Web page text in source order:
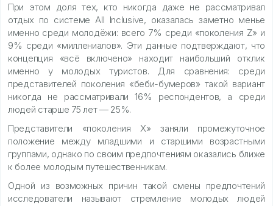
При этом доля тех, кто никогда даже не рассматривал
отдых по системе All Inclusive, оказалась заметно менье
именно среди молодёжи: всего 7% среди «поколения Z» и
9% среди «миллениалов». Эти данные подтверждают, что
концепция «всё включено» находит наибольший отклик
именно у молодых туристов. Для сравнения: среди
представителей поколения «беби-бумеров» такой вариант
никогда не рассматривали 16% респондентов, а среди
людей старше 75 лет — 25%.
Представители «поколения X» заняли промежуточное
положение между младшими и старшими возрастными
группами, однако по своим предпочтениям оказались ближе
к более молодым путешественникам.
Одной из возможных причин такой смены предпочтений
исследователи называют стремление молодых людей